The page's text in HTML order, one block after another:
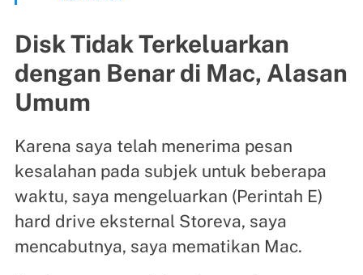
Disk Tidak Terkeluarkan
dengan Benar di Mac, Alasan
Umum
Karena saya telah menerima pesan
kesalahan pada subjek untuk beberapa
waktu, saya mengeluarkan (Perintah E)
hard drive eksternal Storeva, saya
mencabutnya, saya mematikan Mac.